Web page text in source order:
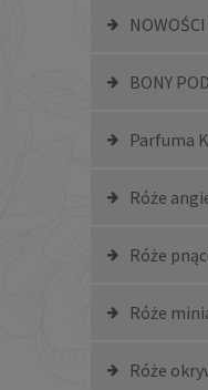
BONY
Parfuma
Róże
Róże
Róże
Róże